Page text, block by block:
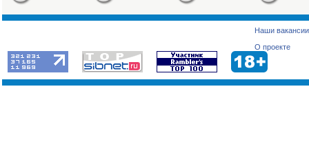
Наши вакансии
О проекте